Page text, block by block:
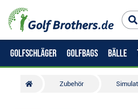
GOLFSCHLÄGER GOLFBAGS BÄLLE
Zubehör